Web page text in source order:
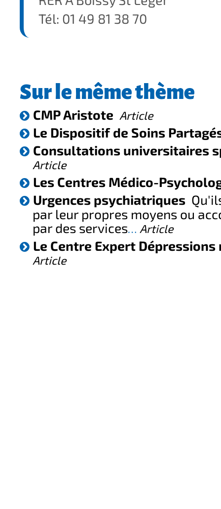
Tél: 01 49 81 38 70
Sur le même thème
CMP Aristote Article
Le Dispositif de Soins
Consultations universitaires
Article
Les Centres Médico-
Urgences psychiatriques
par leur propres moyens ou
par des services… Article
Le Centre Expert
Article